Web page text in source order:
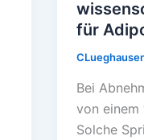
für
Bei
von einem
Solche